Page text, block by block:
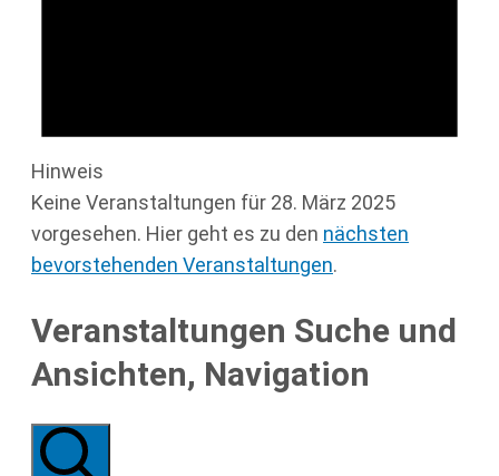
Hinweis
Keine Veranstaltungen für 28. März 2025
vorgesehen. Hier geht es zu den nächsten
bevorstehenden Veranstaltungen.
Veranstaltungen Suche und
Ansichten, Navigation